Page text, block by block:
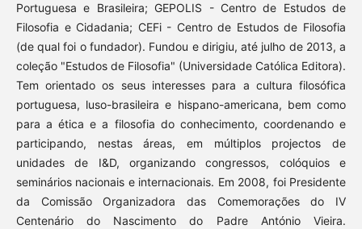
Portuguesa e Brasileira; GEPOLIS - Centro de Estudos de
Filosofia e Cidadania; CEFi - Centro de Estudos de Filosofia
(de qual foi o fundador). Fundou e dirigiu, até julho de 2013, a
coleção "Estudos de Filosofia" (Universidade Católica Editora).
Tem orientado os seus interesses para a cultura filosófica
portuguesa, luso-brasileira e hispano-americana, bem como
para a ética e a filosofia do conhecimento, coordenando e
participando, nestas áreas, em múltiplos projectos de
unidades de I&D, organizando congressos, colóquios e
seminários nacionais e internacionais. Em 2008, foi Presidente
da Comissão Organizadora das Comemorações do IV
Centenário do Nascimento do Padre António Vieira.